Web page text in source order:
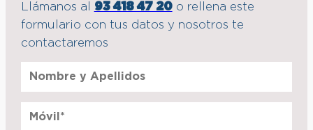
Llámanos al 93 418 47 20o rellena este
formulario con tus datos y nosotros te
contactaremos